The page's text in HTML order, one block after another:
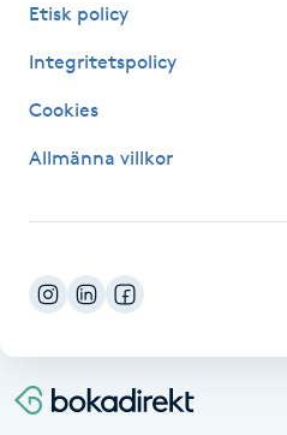
Liktornar
LPG-behandling
LPG-massage
Luggklippning
Lymfmassage
Etisk policy
Integritetspolicy
Cookies
Allmänna villkor